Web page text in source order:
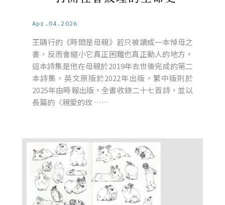
Apr.04.2026
王鷗行的《時間是母親》若只被讀成一本悼母之
書，反而會縮小它真正困難也真正動人的地方，
這本詩集是他在母親於2019年去世後完成的第二
本詩集，英文原版於2022年出版，繁中版則於
2025年由時報出版，全書收錄二十七首詩，並以
長篇的〈親愛的玫 ……